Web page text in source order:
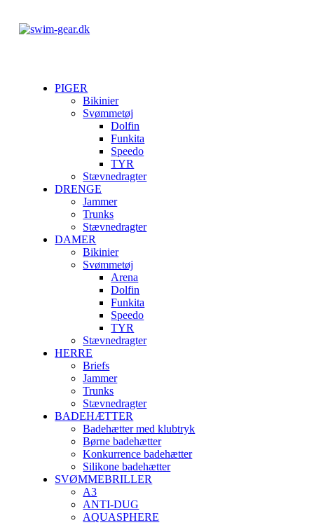
PIGER
Bikinier
Svømmetøj
Dolfin
Funkita
Speedo
TYR
Stævnedragter
DRENGE
Jammer
Trunks
Stævnedragter
DAMER
Bikinier
Svømmetøj
Arena
Dolfin
Funkita
Speedo
TYR
Stævnedragter
HERRE
Briefs
Jammer
Trunks
Stævnedragter
BADEHÆTTER
Badehætter med klubtryk
Børne badehætter
Konkurrence badehætter
Silikone badehætter
SVØMMEBRILLER
A3
ANTI-DUG
AQUASPHERE